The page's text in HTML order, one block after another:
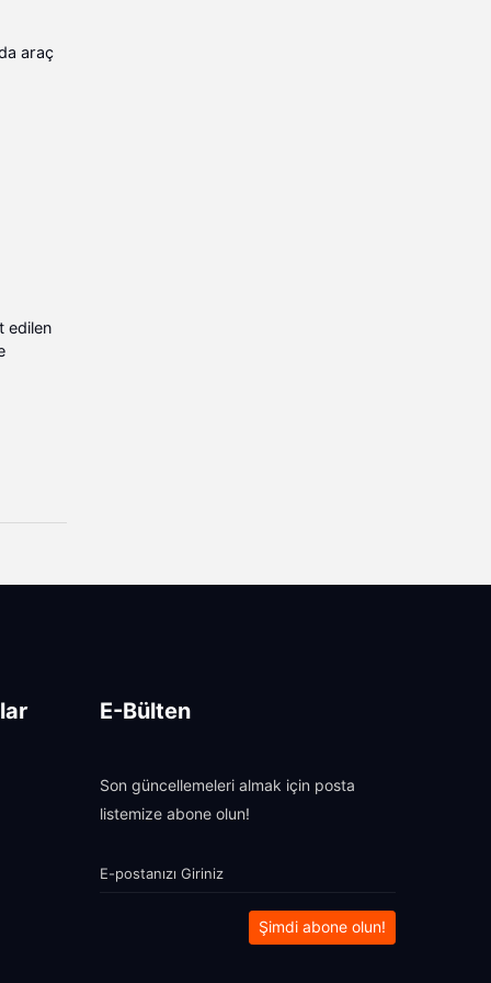
araç
edilen
E-Bülten
Son güncellemeleri almak için posta
listemize abone olun!
Şimdi abone olun!